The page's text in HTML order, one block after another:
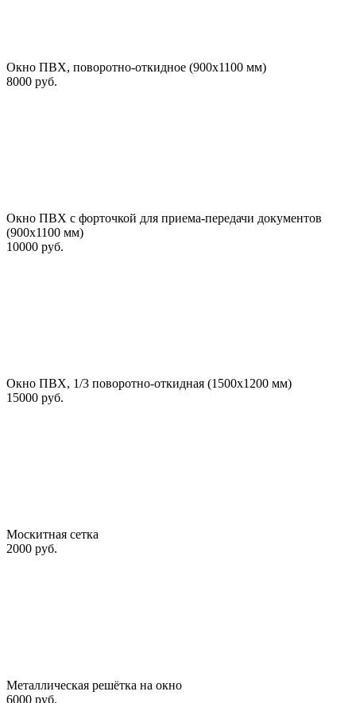
Окно ПВХ, поворотно-откидное (900х1100 мм)
8000 руб.
Окно ПВХ с форточкой для приема-передачи документов
(900х1100 мм)
10000 руб.
Окно ПВХ, 1/3 поворотно-откидная (1500х1200 мм)
15000 руб.
Москитная сетка
2000 руб.
Металлическая решётка на окно
6000 руб.